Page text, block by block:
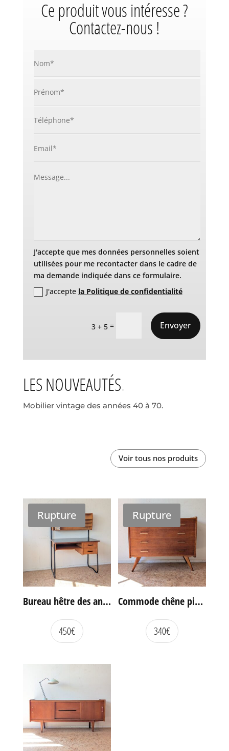
Ce produit vous intéresse ?
Contactez-nous !
J'accepte que mes données personnelles soient
utilisées pour me recontacter dans le cadre de
ma demande indiquée dans ce formulaire.
J'accepte la Politique de confidentialité
3 + 5 = Envoyer
LES NOUVEAUTÉS
Mobilier vintage des années 40 à 70.
Voir tous nos produits
Rupture
Bureau hêtre des années 60
450€
Rupture
Commode chêne pieds compas vintage
340€